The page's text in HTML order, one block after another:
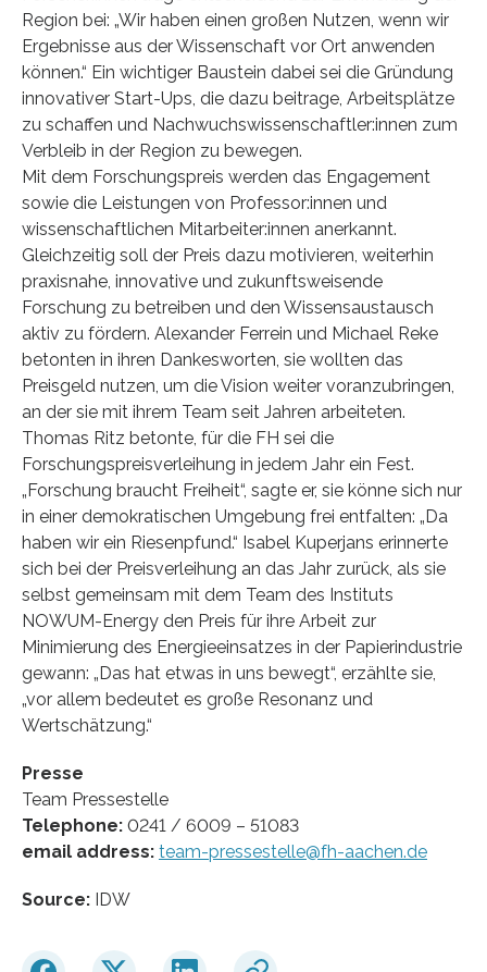
Region bei: „Wir haben einen großen Nutzen, wenn wir
Ergebnisse aus der Wissenschaft vor Ort anwenden
können.“ Ein wichtiger Baustein dabei sei die Gründung
innovativer Start-Ups, die dazu beitrage, Arbeitsplätze
zu schaffen und Nachwuchswissenschaftler:innen zum
Verbleib in der Region zu bewegen.
Mit dem Forschungspreis werden das Engagement
sowie die Leistungen von Professor:innen und
wissenschaftlichen Mitarbeiter:innen anerkannt.
Gleichzeitig soll der Preis dazu motivieren, weiterhin
praxisnahe, innovative und zukunftsweisende
Forschung zu betreiben und den Wissensaustausch
aktiv zu fördern. Alexander Ferrein und Michael Reke
betonten in ihren Dankesworten, sie wollten das
Preisgeld nutzen, um die Vision weiter voranzubringen,
an der sie mit ihrem Team seit Jahren arbeiteten.
Thomas Ritz betonte, für die FH sei die
Forschungspreisverleihung in jedem Jahr ein Fest.
„Forschung braucht Freiheit“, sagte er, sie könne sich nur
in einer demokratischen Umgebung frei entfalten: „Da
haben wir ein Riesenpfund.“ Isabel Kuperjans erinnerte
sich bei der Preisverleihung an das Jahr zurück, als sie
selbst gemeinsam mit dem Team des Instituts
NOWUM-Energy den Preis für ihre Arbeit zur
Minimierung des Energieeinsatzes in der Papierindustrie
gewann: „Das hat etwas in uns bewegt“, erzählte sie,
„vor allem bedeutet es große Resonanz und
Wertschätzung.“
Presse
Team Pressestelle
Telephone: 0241 / 6009 – 51083
email address: team-pressestelle@fh-aachen.de
Source: IDW